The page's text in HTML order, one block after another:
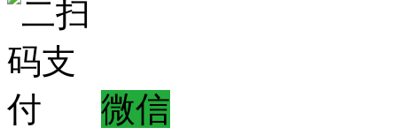
微信